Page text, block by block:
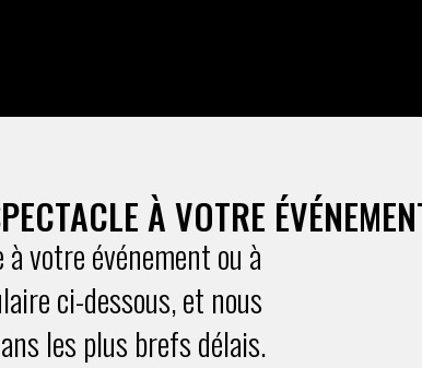
À VOTRE
votre événement ou à
ci-dessous, et nous
les plus brefs délais.